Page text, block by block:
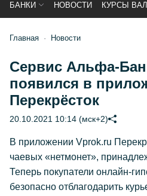
БАНКИ НОВОСТИ КУРСЫ
Главная Новости
Сервис Альфа-
появился в
Перекрёсток
20.10.2021 10:14 (мск+2)
В приложении Vprok.ru
чаевых «нетмонет»,
Теперь покупатели онлайн-
безопасно отблагодарить